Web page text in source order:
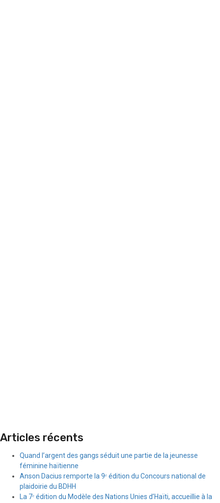
Articles récents
Quand l’argent des gangs séduit une partie de la jeunesse
féminine haïtienne
Anson Dacius remporte la 9ᵉ édition du Concours national de
plaidoirie du BDHH
La 7ᵉ édition du Modèle des Nations Unies d’Haïti, accueillie à la